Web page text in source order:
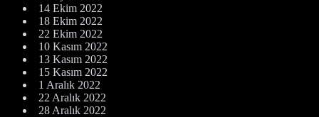
14 Ekim 2022
18 Ekim 2022
22 Ekim 2022
10 Kasım 2022
13 Kasım 2022
15 Kasım 2022
1 Aralık 2022
22 Aralık 2022
28 Aralık 2022